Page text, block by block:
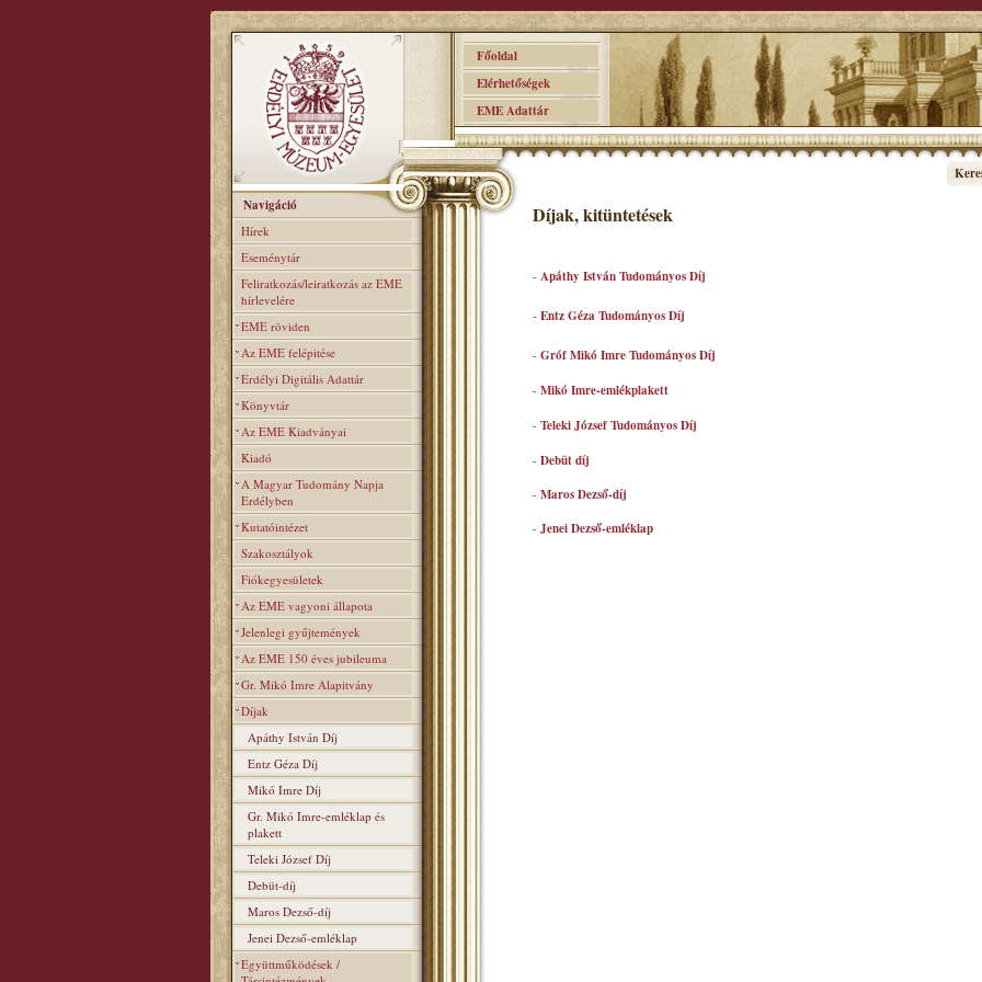
Főoldal
Elérhetőségek
EME Adattár
Navigáció
Hírek
Eseménytár
Feliratkozás/leiratkozás az EME
hírlevelére
EME röviden
Az EME felépitése
Erdélyi Digitális Adattár
Könyvtár
Az EME Kiadványai
Kiadó
A Magyar Tudomány Napja
Erdélyben
Kutatóintézet
Szakosztályok
Fiókegyesületek
Az EME vagyoni állapota
Jelenlegi gyűjtemények
Az EME 150 éves jubileuma
Gr. Mikó Imre Alapitvány
Díjak
Apáthy István Díj
Entz Géza Díj
Mikó Imre Díj
Gr. Mikó Imre-emléklap és
plakett
Teleki József Díj
Debüt-díj
Maros Dezső-díj
Jenei Dezső-emléklap
Együttműködések /
Díjak, kitüntetések
- Apáthy István Tudományos Díj
- Entz Géza Tudományos Díj
- Gróf Mikó Imre Tudományos Díj
- Mikó Imre-emlékplakett
- Teleki József Tudományos Díj
- Debüt díj
- Maros Dezső-díj
- Jenei Dezső-emléklap